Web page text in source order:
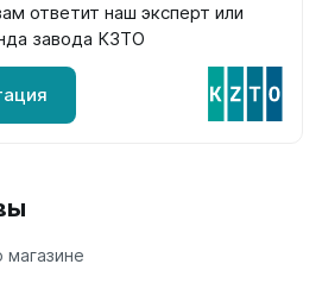
1, 2
С40
C25 N
А40
А25 N
ответит наш эксперт или
завода КЗТО